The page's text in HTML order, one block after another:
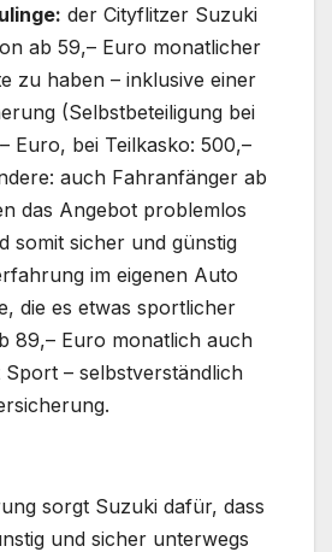
der Cityflitzer Suzuki
ab 59,– Euro monatlicher
zu haben – inklusive einer
(Selbstbeteiligung bei
Euro, bei Teilkasko: 500,–
auch Fahranfänger ab
das Angebot problemlos
somit sicher und günstig
im eigenen Auto
die es etwas sportlicher
89,– Euro monatlich auch
– selbstverständlich
sorgt Suzuki dafür, dass
und sicher unterwegs